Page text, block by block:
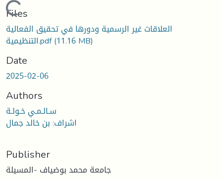
Loading...
Files
العلاقات غير الرسمية ودورها في تحقيق الفعالية
التنظيمية.pdf(11.16 MB)
Date
2025-02-06
Authors
سـالـمـي خـولـة
اشراف: بن خالد جمال
Publisher
جامعة محمد بوضياف -المسيلة